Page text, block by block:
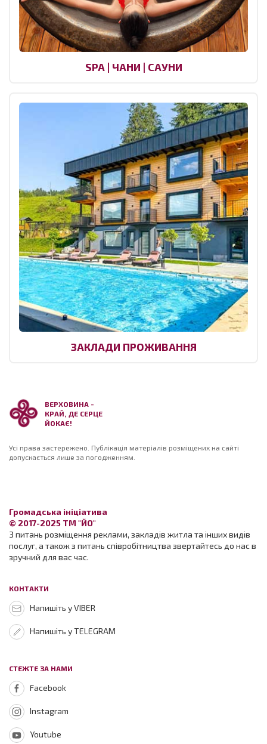
SPA | ЧАНИ | САУНИ
ЗАКЛАДИ ПРОЖИВАННЯ
ВЕРХОВИНА -
КРАЙ, ДЕ СЕРЦЕ
ЙОКАЄ!
Усі права застережено. Публікація матеріалів розміщених на сайті
допускається лише за погодженням.
Громадська ініціатива
© 2017-2025 ТМ "ЙО"
З питань розміщення реклами, закладів житла та інших видів
послуг, а також з питань співробітництва звертайтесь до нас в
зручний для вас час.
КОНТАКТИ
Напишіть у VIBER
Напишіть у TELEGRAM
СТЕЖТЕ ЗА НАМИ
Facebook
Instagram
Youtube